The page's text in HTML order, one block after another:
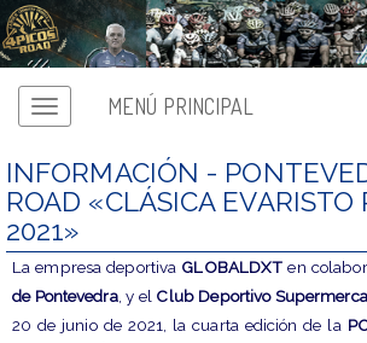
MENÚ PRINCIPAL
INFORMACIÓN -
ROAD «CLÁSICA EVARISTO
2021»
La empresa deportiva GLOBALDXT en
de Pontevedra, y elClub Deportivo
20 de junio de 2021, la cuarta edición de la